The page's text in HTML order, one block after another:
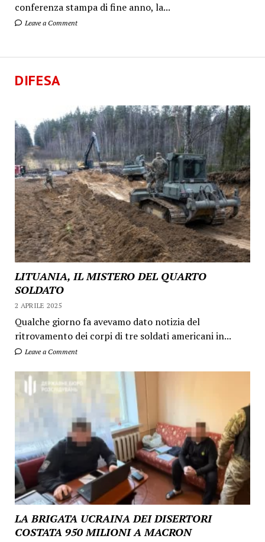
conferenza stampa di fine anno, la...
Leave a Comment
DIFESA
LITUANIA, IL MISTERO DEL QUARTO
SOLDATO
2 APRILE 2025
Qualche giorno fa avevamo dato notizia del
ritrovamento dei corpi di tre soldati americani in...
Leave a Comment
LA BRIGATA UCRAINA DEI DISERTORI
COSTATA 950 MILIONI A MACRON